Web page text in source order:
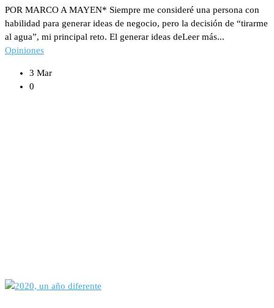
POR MARCO A MAYEN* Siempre me consideré una persona con
habilidad para generar ideas de negocio, pero la decisión de “tirarme
al agua”, mi principal reto. El generar ideas deLeer más...
Opiniones
3 Mar
0